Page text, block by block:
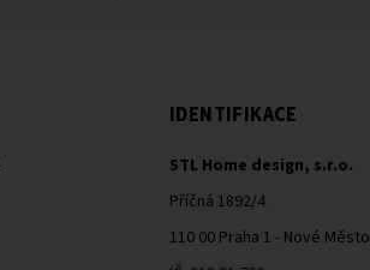
IDENTIFIKACE
STL Home design, s.r.o.
Příčná 1892/4
110 00 Praha 1 - Nové Město